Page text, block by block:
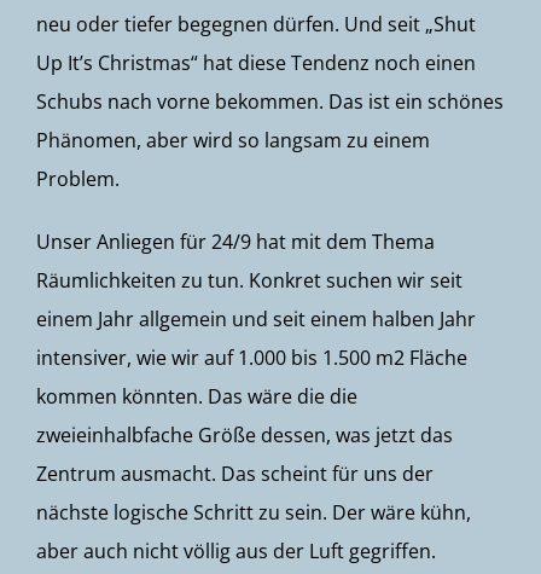
neu oder tiefer begegnen dürfen. Und seit „Shut
Up It’s Christmas“ hat diese Tendenz noch einen
Schubs nach vorne bekommen. Das ist ein schönes
Phänomen, aber wird so langsam zu einem
Problem.
Unser Anliegen für 24/9 hat mit dem Thema
Räumlichkeiten zu tun. Konkret suchen wir seit
einem Jahr allgemein und seit einem halben Jahr
intensiver, wie wir auf 1.000 bis 1.500 m2 Fläche
kommen könnten. Das wäre die die
zweieinhalbfache Größe dessen, was jetzt das
Zentrum ausmacht. Das scheint für uns der
nächste logische Schritt zu sein. Der wäre kühn,
aber auch nicht völlig aus der Luft gegriffen.